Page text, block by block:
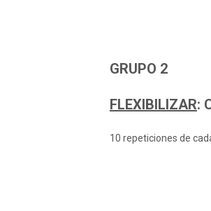
GRUPO 2
FLEXIBILIZAR:
10 repeticiones de